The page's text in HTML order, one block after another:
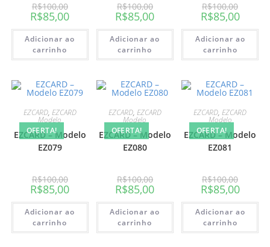
R$100,00
R$85,00
Adicionar ao
carrinho
R$100,00
R$85,00
Adicionar ao
carrinho
R$100,00
R$85,00
Adicionar ao
carrinho
OFERTA!
EZCARD, EZCARD
Modelo
EZCARD – Modelo
EZ079
R$100,00
R$85,00
Adicionar ao
carrinho
OFERTA!
EZCARD, EZCARD
Modelo
EZCARD – Modelo
EZ080
R$100,00
R$85,00
Adicionar ao
carrinho
OFERTA!
EZCARD,EZCARD
Modelo
EZCARD – Modelo
EZ081
R$100,00
R$85,00
Adicionar ao
carrinho